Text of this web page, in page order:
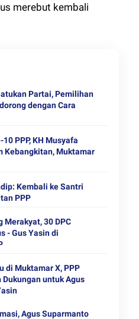
merebut kembali
Partai, Pemilihan
dengan Cara
PPP, KH Musyafa
Kebangkitan, Muktamar
Kembali ke Santri
PPP
Merakyat, 30 DPC
- Gus Yasin di
di Muktamar X, PPP
untuk Agus
Agus Suparmanto